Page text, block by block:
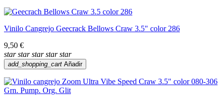
Vinilo Cangrejo Geecrack Bellows Craw 3.5" color 286
9,50 €
star star star star star
add_shopping_cart Añadir